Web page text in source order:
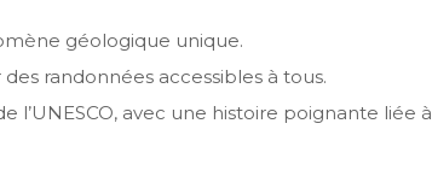
géologique unique.
randonnées accessibles à tous.
l’UNESCO, avec une histoire poignante liée à